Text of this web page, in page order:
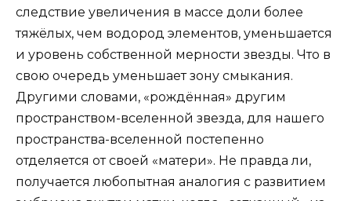
следствие увеличения в массе доли более
тяжёлых, чем водород элементов, уменьшается
и уровень собственной мерности звезды. Что в
свою очередь уменьшает зону смыкания.
Другими словами, «рождённая» другим
пространством-вселенной звезда, для нашего
пространства-вселенной постепенно
отделяется от своей «матери». Не правда ли,
получается любопытная аналогия с развитием